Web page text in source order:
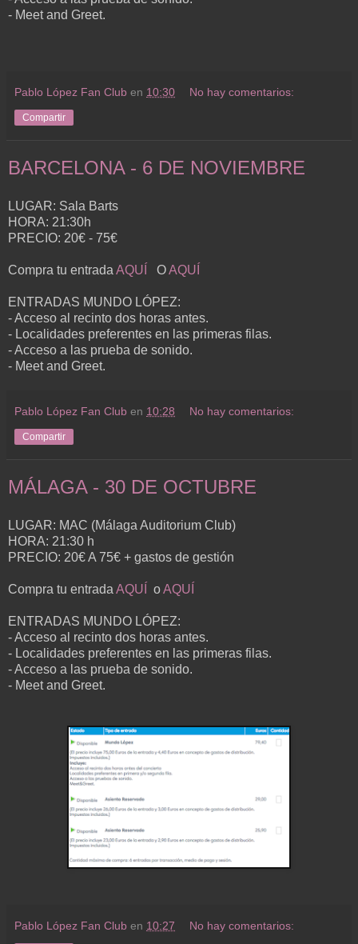
- Meet and Greet.
Pablo López Fan Club en 10:30 No hay comentarios:
Compartir
BARCELONA - 6 DE NOVIEMBRE
LUGAR: Sala Barts
HORA: 21:30h
PRECIO: 20€ - 75€
Compra tu entrada AQUÍ OAQUÍ
ENTRADAS MUNDO LÓPEZ:
- Acceso al recinto dos horas antes.
- Localidades preferentes en las primeras filas.
- Acceso a las prueba de sonido.
- Meet and Greet.
Pablo López Fan Club en 10:28 No hay comentarios:
Compartir
MÁLAGA - 30 DE OCTUBRE
LUGAR: MAC (Málaga Auditorium Club)
HORA: 21:30 h
PRECIO: 20€ A 75€ + gastos de gestión
Compra tu entrada AQUÍ oAQUÍ
ENTRADAS MUNDO LÓPEZ:
- Acceso al recinto dos horas antes.
- Localidades preferentes en las primeras filas.
- Acceso a las prueba de sonido.
- Meet and Greet.
Pablo López Fan Club en 10:27 No hay comentarios: